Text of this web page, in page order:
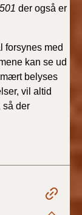
der også er
forsynes med
kan se ud
belyses
vil altid
så der